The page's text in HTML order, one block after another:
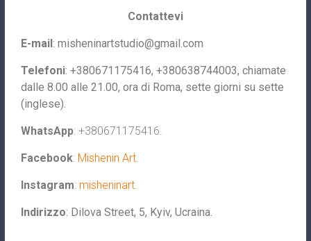
Contattevi
E-mail : misheninartstudio@gmail.com
Telefoni: +380671175416, +380638744003, chiamate
dalle 8.00 alle 21.00, ora di Roma, sette giorni su sette
(inglese).
WhatsApp: +380671175416.
Facebook: Mishenin Art.
Instagram: misheninart.
Indirizzo: Dilova Street, 5, Kyiv, Ucraina.